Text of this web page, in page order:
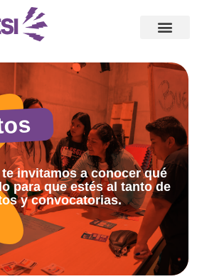
invitamos a conocer qué
para que estés al tanto de
y convocatorias.